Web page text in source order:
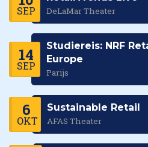
SEP DeLaMar Theater
14
SEP
Studiereis: NRF
Europe
Parijs
6
OKT
Sustainable Retail
AFAS Theater